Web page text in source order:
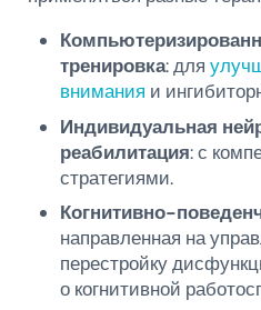
тренировка: для
внимания и
Индивидуальная
реабилитация: с
стратегиями.
Когнитивно-
направленная на
перестройку
о когнитивной